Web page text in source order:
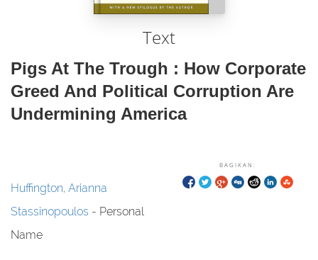
Text
Pigs At The Trough : How Corporate
Greed And Political Corruption Are
Undermining America
BAGIKAN:
Huffington, Arianna
Stassinopoulos - Personal
Name